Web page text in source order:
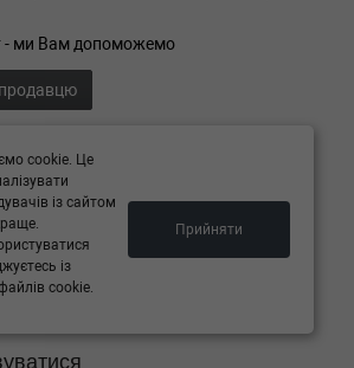
- ми Вам допоможемо
106а
19
- вихідний, нд - вихідний
cookie. Це
із сайтом
із
cookie.
Прийняти